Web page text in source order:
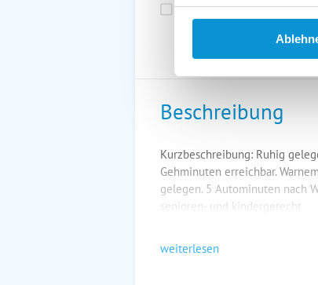
Vollpension möglich
Beschreibung
Kurzbeschreibung: Ruhig
Gehminuten erreichbar.
gelegen. 5 Autominuten nach
senioren- und kindergerecht
weiterlesen